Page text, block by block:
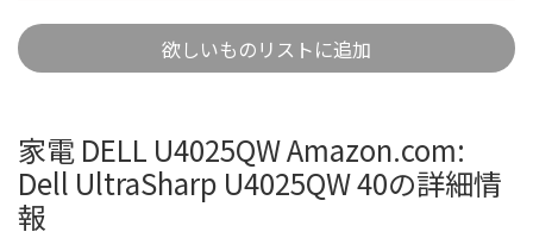
欲しいものリストに追加
家電 DELL U4025QW Amazon.com:
Dell UltraSharp U4025QW 40の詳細情
報